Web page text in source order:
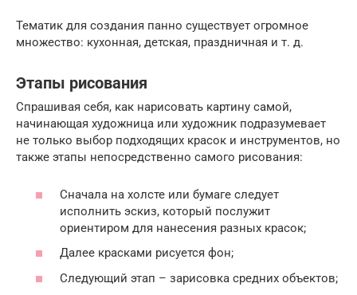
Тематик для создания панно существует огромное
множество: кухонная, детская, праздничная и т. д.
Этапы рисования
Спрашивая себя, как нарисовать картину самой,
начинающая художница или художник подразумевает
не только выбор подходящих красок и инструментов, но
также этапы непосредственно самого рисования:
Сначала на холсте или бумаге следует
исполнить эскиз, который послужит
ориентиром для нанесения разных красок;
Далее красками рисуется фон;
Следующий этап – зарисовка средних объектов;